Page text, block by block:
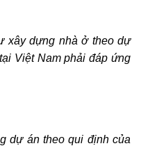
xây dựng nhà ở theo dự
Việt Nam phải đáp ứng
dự án theo qui định của